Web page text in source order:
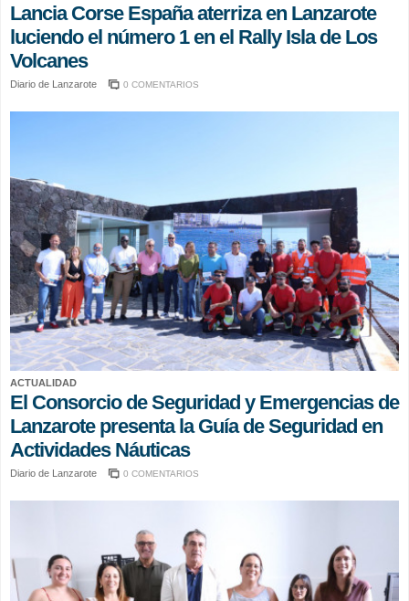
Lancia Corse España aterriza en Lanzarote
luciendo el número 1 en el Rally Isla de Los
Volcanes
Diario de Lanzarote 0 COMENTARIOS
ACTUALIDAD
El Consorcio de Seguridad y Emergencias de
Lanzarote presenta la Guía de Seguridad en
Actividades Náuticas
Diario de Lanzarote 0 COMENTARIOS